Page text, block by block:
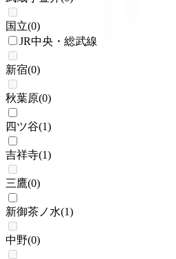
国立(0)
JR中央・総武線
新宿(0)
秋葉原(0)
四ツ谷(1)
吉祥寺(1)
三鷹(0)
新御茶ノ水(1)
中野(0)